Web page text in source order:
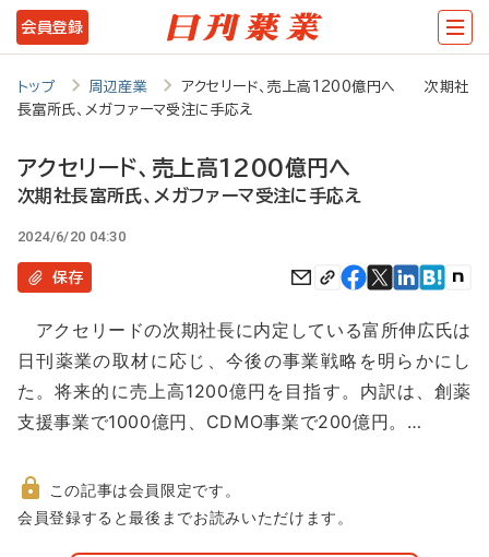
メ
イ
ン
テ
ツ
に
動
会員登録
トップ 周辺産業
アクセリード、売上高1200億円へ 次期社
長富所氏、メガファーマ受注に手応え
アクセリード、売上高1200億円へ
次期社長富所氏、メガファーマ受注に手応え
2024/6/20 04:30
保存
アクセリードの次期社長に内定している富所伸広氏は
日刊薬業の取材に応じ、今後の事業戦略を明らかにし
た。将来的に売上高1200億円を目指す。内訳は、創薬
支援事業で1000億円、CDMO事業で200億円。…
非
この記事は会員限定です。
会員登録すると最後までお読みいただけます。